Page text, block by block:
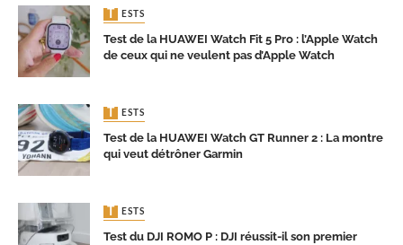
TESTS
Test de la HUAWEI Watch Fit 5 Pro : l’Apple Watch
de ceux qui ne veulent pas d’Apple Watch
TESTS
Test de la HUAWEI Watch GT Runner 2 : La montre
qui veut détrôner Garmin
TESTS
Test du DJI ROMO P : DJI réussit-il son premier